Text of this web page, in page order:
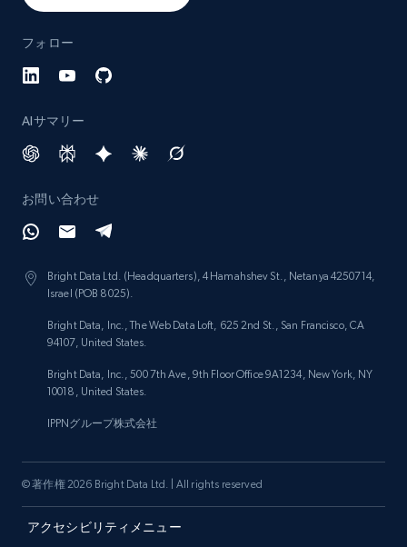
フォロー
AIサマリー
お問い合わせ
Bright Data Ltd. (Headquarters), 4 Hamahshev St., Netanya 4250714,
Israel (POB 8025).
Bright Data, Inc., The Web Data Loft, 625 2nd St., San Francisco, CA
94107, United States.
Bright Data, Inc., 500 7th Ave, 9th Floor Office 9A1234, New York, NY
10018, United States.
IPPNグループ株式会社
アクセシビリティメニュー
© 著作権 2026 Bright Data Ltd. | All rights reserved